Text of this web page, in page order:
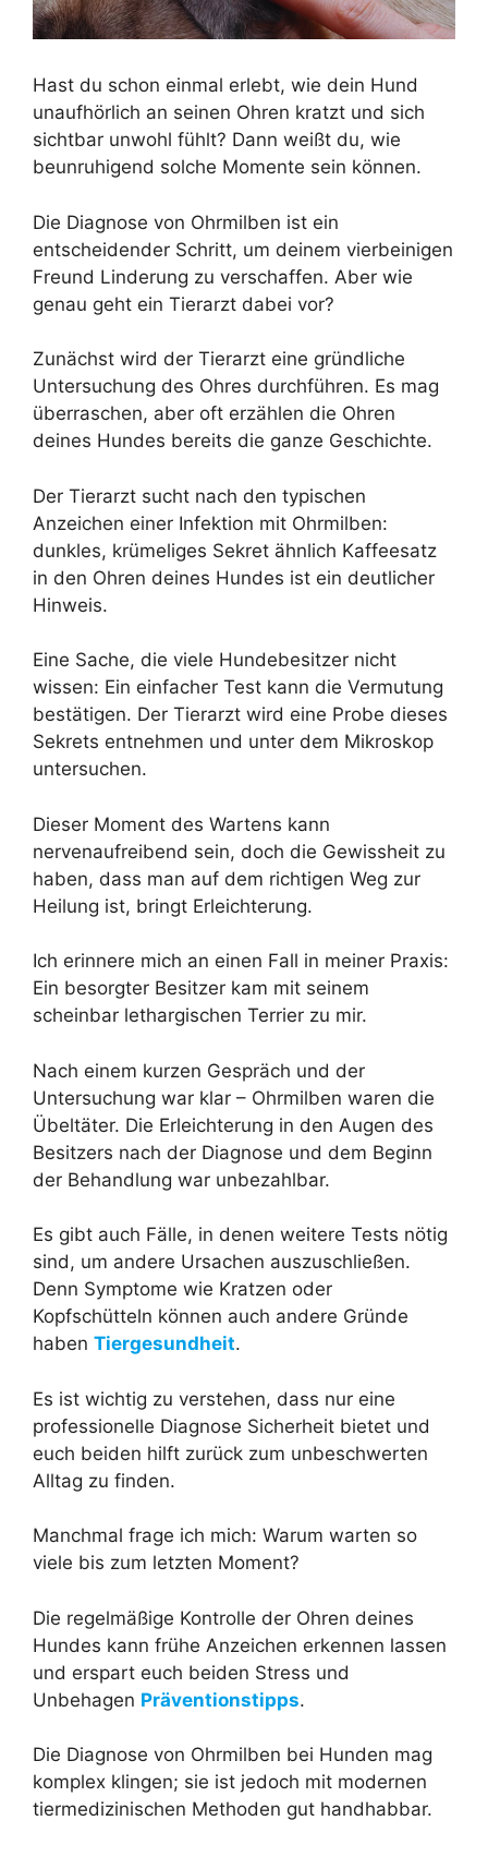
Hast du schon einmal erlebt, wie dein Hund
unaufhörlich an seinen Ohren kratzt und sich
sichtbar unwohl fühlt? Dann weißt du, wie
beunruhigend solche Momente sein können.
Die Diagnose von Ohrmilben ist ein
entscheidender Schritt, um deinem vierbeinigen
Freund Linderung zu verschaffen. Aber wie
genau geht ein Tierarzt dabei vor?
Zunächst wird der Tierarzt eine gründliche
Untersuchung des Ohres durchführen. Es mag
überraschen, aber oft erzählen die Ohren
deines Hundes bereits die ganze Geschichte.
Der Tierarzt sucht nach den typischen
Anzeichen einer Infektion mit Ohrmilben:
dunkles, krümeliges Sekret ähnlich Kaffeesatz
in den Ohren deines Hundes ist ein deutlicher
Hinweis.
Eine Sache, die viele Hundebesitzer nicht
wissen: Ein einfacher Test kann die Vermutung
bestätigen. Der Tierarzt wird eine Probe dieses
Sekrets entnehmen und unter dem Mikroskop
untersuchen.
Dieser Moment des Wartens kann
nervenaufreibend sein, doch die Gewissheit zu
haben, dass man auf dem richtigen Weg zur
Heilung ist, bringt Erleichterung.
Ich erinnere mich an einen Fall in meiner Praxis:
Ein besorgter Besitzer kam mit seinem
scheinbar lethargischen Terrier zu mir.
Nach einem kurzen Gespräch und der
Untersuchung war klar – Ohrmilben waren die
Übeltäter. Die Erleichterung in den Augen des
Besitzers nach der Diagnose und dem Beginn
der Behandlung war unbezahlbar.
Es gibt auch Fälle, in denen weitere Tests nötig
sind, um andere Ursachen auszuschließen.
Denn Symptome wie Kratzen oder
Kopfschütteln können auch andere Gründe
haben Tiergesundheit.
Es ist wichtig zu verstehen, dass nur eine
professionelle Diagnose Sicherheit bietet und
euch beiden hilft zurück zum unbeschwerten
Alltag zu finden.
Manchmal frage ich mich: Warum warten so
viele bis zum letzten Moment?
Die regelmäßige Kontrolle der Ohren deines
Hundes kann frühe Anzeichen erkennen lassen
und erspart euch beiden Stress und
Unbehagen Präventionstipps.
Die Diagnose von Ohrmilben bei Hunden mag
komplex klingen; sie ist jedoch mit modernen
tiermedizinischen Methoden gut handhabbar.